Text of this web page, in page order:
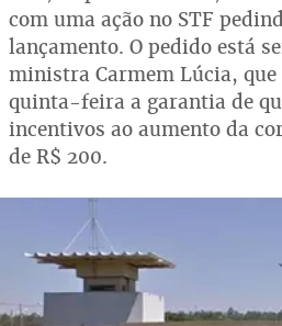
com uma ação no STF
lançamento. O pedido está
ministra Carmem Lúcia, que
quinta-feira a garantia de
incentivos ao aumento da
de R$ 200.